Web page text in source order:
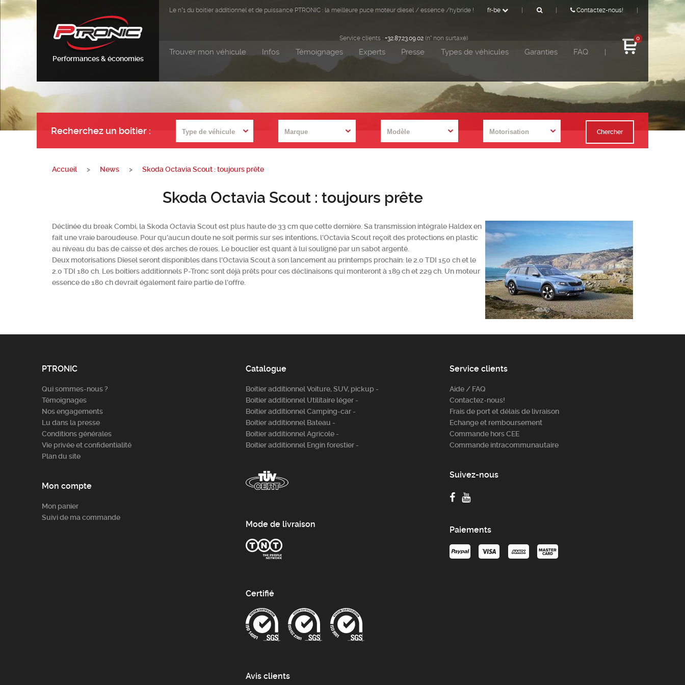
Performances & économies
Trouver mon véhicule Infos Témoignages Experts Presse Types de véhicules Garanties FAQ
0
Le n°1 du boitier additionnel et de puissance PTRONIC : la meilleure puce moteur diesel / essence /hybride ! fr-be Contactez-nous!
Service clients : +32.87.23.09.02 (n° non surtaxé)
Recherchez un boitier : Chercher
Accueil > News > Skoda Octavia Scout : toujours prête
Skoda Octavia Scout : toujours prête
Déclinée du break Combi, la Skoda Octavia Scout est plus haute de 33 cm que cette dernière. Sa transmission intégrale Haldex en
fait une vraie baroudeuse. Pour qu'aucun doute ne soit permis sur ses intentions, l'Octavia Scout reçoit des protections en plastic
au niveau du bas de caisse et des arches de roues. Le bouclier est quant à lui souligné par un sabot argenté.
Deux motorisations Diesel seront disponibles dans l'Octavia Scout à son lancement au printemps prochain: le 2.0 TDI 150 ch et le
2.0 TDI 180 ch. Les boitiers additionnels P-Tronc sont déjà prêts pour ces déclinaisons qui monteront à 189 ch et 229 ch. Un moteur
essence de 180 ch devrait également faire partie de l'offre.
PTRONIC
Qui sommes-nous ?
Témoignages
Nos engagements
Lu dans la presse
Conditions générales
Vie privée et confidentialité
Plan du site
Mon compte
Mon panier
Suivi de ma commande
Catalogue
Boitier additionnel Voiture, SUV, pickup -
Boitier additionnel Utilitaire léger -
Boitier additionnel Camping-car -
Boitier additionnel Bateau -
Boitier additionnel Agricole -
Boitier additionnel Engin forestier -
Mode de livraison
Certifié
Avis clients
Service clients
Aide / FAQ
Contactez-nous!
Frais de port et délais de livraison
Echange et remboursement
Commande hors CEE
Commande intracommunautaire
Suivez-nous
Paiements